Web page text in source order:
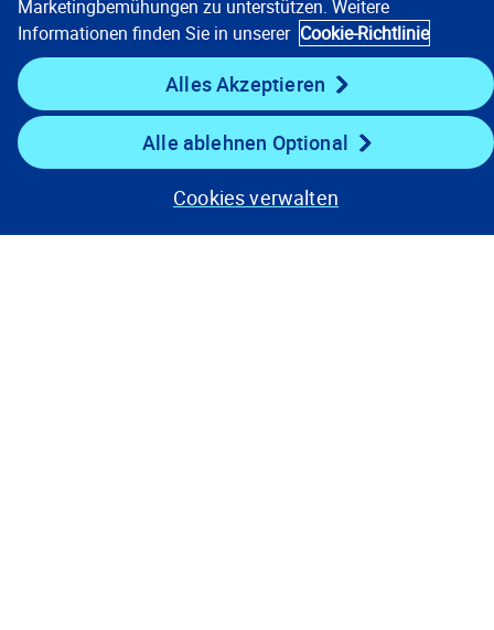
Unternehmen
Ressourcen
Auf dem Laufenden bleiben
Marketingbemühungen zu unterstützen. Weitere
Informationen finden Sie in unserer Cookie-Richtlinie
Alles Akzeptieren
Alle ablehnen Optional
Cookies verwalten